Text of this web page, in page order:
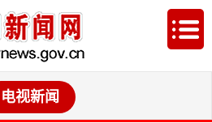
电视新闻